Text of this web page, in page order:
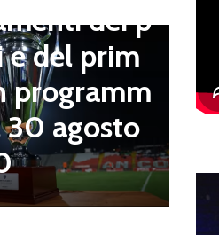
dei p
e del prim
programm
30 agosto